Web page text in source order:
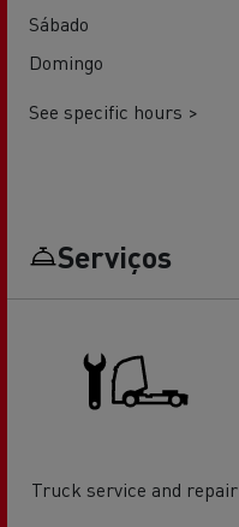
Sábado
Domingo
See specific hours >
Serviços
Truck service and repair